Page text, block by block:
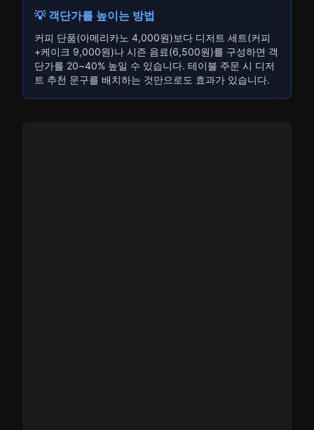
💡 객단가를 높이는 방법
커피 단품(아메리카노 4,000원)보다 디저트 세트(커피
+케이크 9,000원)나 시즌 음료(6,500원)를 구성하면 객
단가를 20~40% 높일 수 있습니다. 테이블 주문 시 디저
트 추천 문구를 배치하는 것만으로도 효과가 있습니다.